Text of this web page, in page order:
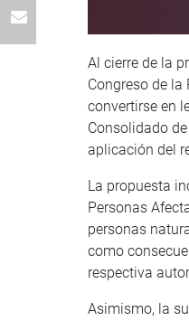
Al cierre de la
Congreso de
convertirse en
Consolidado
aplicación del
La propuesta
Personas
personas
como
respectiva
Asimismo, la